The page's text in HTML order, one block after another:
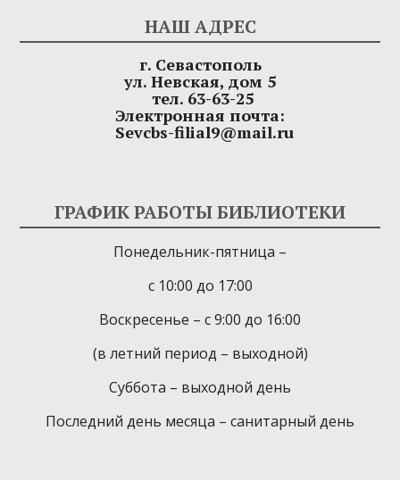
НАШ АДРЕС
г. Севастополь
ул. Невская, дом 5
тел. 63-63-25
Электронная почта:
Sevcbs-filial9@mail.ru
ГРАФИК РАБОТЫ БИБЛИОТЕКИ
Понедельник-пятница –
с 10:00 до 17:00
Воскресенье – с 9:00 до 16:00
(в летний период – выходной)
Суббота – выходной день
Последний день месяца – санитарный день